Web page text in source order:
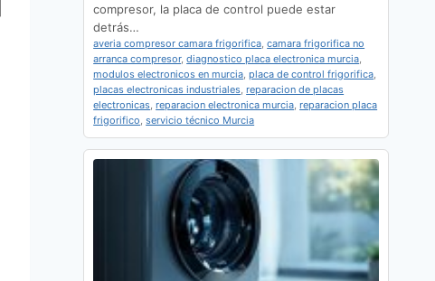
compresor, la placa de control puede estar
detrás…
averia compresor camara frigorifica,camara frigorifica no
arranca compresor,diagnostico placa electronica murcia,
modulos electronicos en murcia,placa de control frigorifica,
placas electronicas industriales,reparacion de placas
electronicas,reparacion electronica murcia,reparacion placa
frigorifico,servicio técnico Murcia